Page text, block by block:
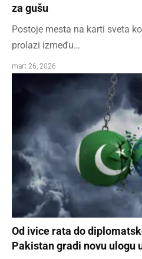
za gušu
Postoje mesta na karti sveta
prolazi između…
mart 26, 2026
Od ivice rata do
Pakistan gradi novu ulogu